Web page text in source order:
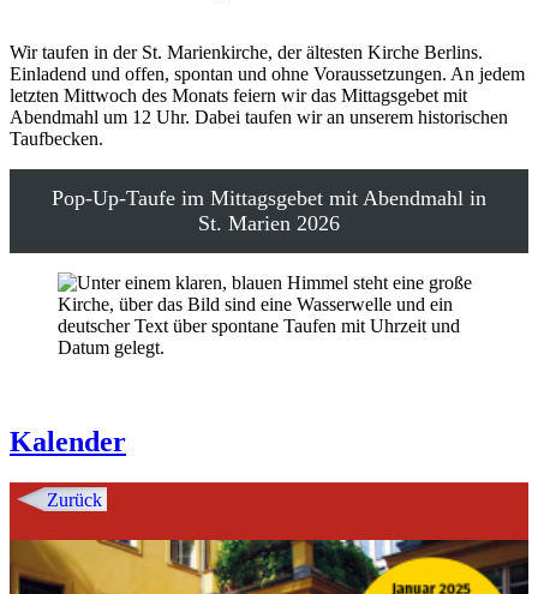
Wir taufen in der St. Marienkirche, der ältesten Kirche Berlins.
Einladend und offen, spontan und ohne Voraussetzungen. An jedem
letzten Mittwoch des Monats feiern wir das Mittagsgebet mit
Abendmahl um 12 Uhr. Dabei taufen wir an unserem historischen
Taufbecken.
Pop-Up-Taufe im Mittagsgebet mit Abendmahl in
St. Marien 2026
Kalender
Zurück